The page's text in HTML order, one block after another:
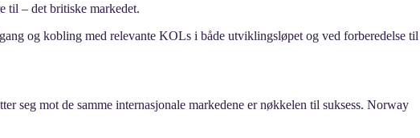
til – det britiske markedet.
og kobling med relevante KOLs i både utviklingsløpet og ved forberedelse til
seg mot de samme internasjonale markedene er nøkkelen til suksess. Norway